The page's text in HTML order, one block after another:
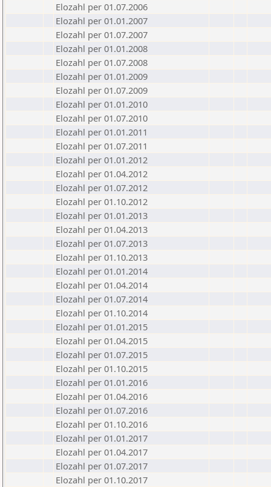
Elozahl per 01.07.2006
Elozahl per 01.01.2007
Elozahl per 01.07.2007
Elozahl per 01.01.2008
Elozahl per 01.07.2008
Elozahl per 01.01.2009
Elozahl per 01.07.2009
Elozahl per 01.01.2010
Elozahl per 01.07.2010
Elozahl per 01.01.2011
Elozahl per 01.07.2011
Elozahl per 01.01.2012
Elozahl per 01.04.2012
Elozahl per 01.07.2012
Elozahl per 01.10.2012
Elozahl per 01.01.2013
Elozahl per 01.04.2013
Elozahl per 01.07.2013
Elozahl per 01.10.2013
Elozahl per 01.01.2014
Elozahl per 01.04.2014
Elozahl per 01.07.2014
Elozahl per 01.10.2014
Elozahl per 01.01.2015
Elozahl per 01.04.2015
Elozahl per 01.07.2015
Elozahl per 01.10.2015
Elozahl per 01.01.2016
Elozahl per 01.04.2016
Elozahl per 01.07.2016
Elozahl per 01.10.2016
Elozahl per 01.01.2017
Elozahl per 01.04.2017
Elozahl per 01.07.2017
Elozahl per 01.10.2017